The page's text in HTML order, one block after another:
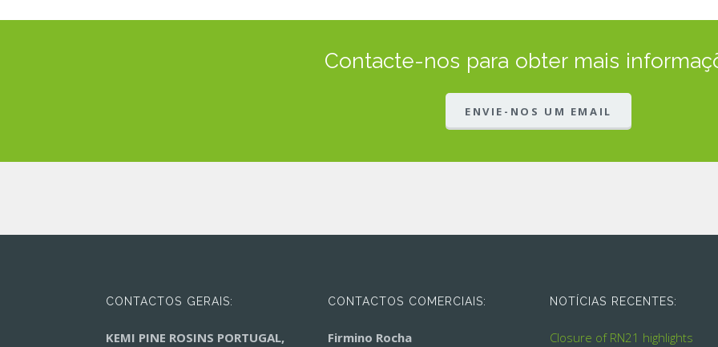
Contacte-nos para obter mais
ENVIE-NOS UM EMAIL
CONTACTOS GERAIS:
KEMI PINE ROSINS PORTUGAL,
CONTACTOS COMERCIAIS:
Firmino Rocha
NOTÍCIAS RECENTES:
Closure of RN21 highlights